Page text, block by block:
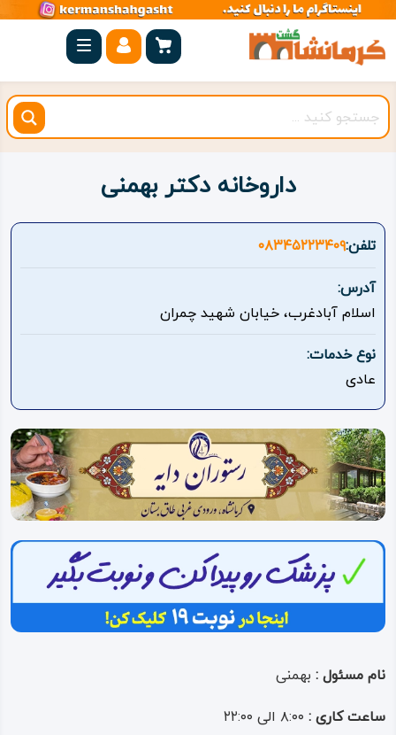
صفحه
اصلی
کرمانشاه
شهرستان
بیستون
روستاهای
هدف
اقامتگاه
ویدئو
درباره
ما
داروخانه دکتر بهمنی
تلفن:۰۸۳۴۵۲۲۳۴۰۹
آدرس:
اسلام آبادغرب، خیابان شهید چمران
نوع خدمات:
عادی
نام مسئول : بهمنی
ساعت کاری :